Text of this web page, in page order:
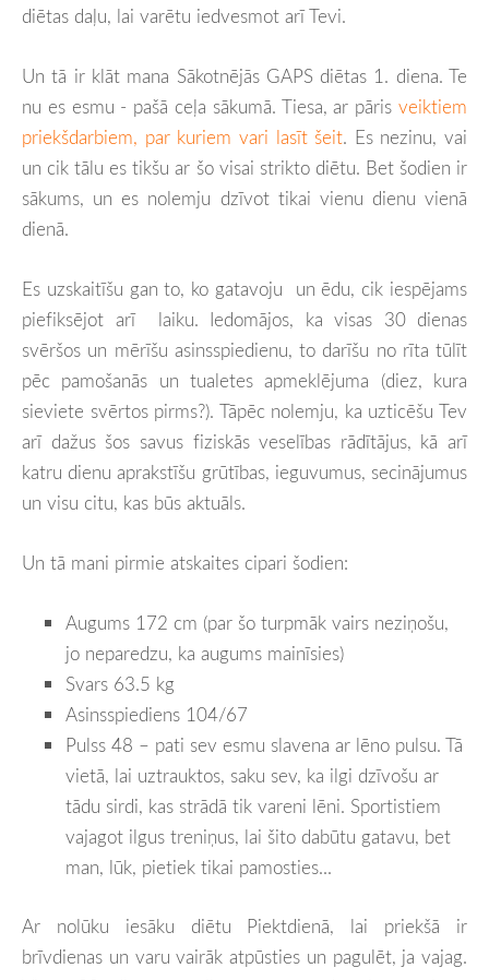
diētas daļu, lai varētu iedvesmot arī Tevi.
Un tā ir klāt mana Sākotnējās GAPS diētas 1. diena. Te
nu es esmu - pašā ceļa sākumā. Tiesa, ar pāris veiktiem
priekšdarbiem, par kuriem vari lasīt šeit. Es nezinu, vai
un cik tālu es tikšu ar šo visai strikto diētu. Bet šodien ir
sākums, un es nolemju dzīvot tikai vienu dienu vienā
dienā.
Es uzskaitīšu gan to, ko gatavoju un ēdu, cik iespējams
piefiksējot arī laiku. Iedomājos, ka visas 30 dienas
svēršos un mērīšu asinsspiedienu, to darīšu no rīta tūlīt
pēc pamošanās un tualetes apmeklējuma (diez, kura
sieviete svērtos pirms?). Tāpēc nolemju, ka uzticēšu Tev
arī dažus šos savus fiziskās veselības rādītājus, kā arī
katru dienu aprakstīšu grūtības, ieguvumus, secinājumus
un visu citu, kas būs aktuāls.
Un tā mani pirmie atskaites cipari šodien:
Augums 172 cm (par šo turpmāk vairs neziņošu,
jo neparedzu, ka augums mainīsies)
Svars 63.5 kg
Asinsspiediens 104/67
Pulss 48 – pati sev esmu slavena ar lēno pulsu. Tā
vietā, lai uztrauktos, saku sev, ka ilgi dzīvošu ar
tādu sirdi, kas strādā tik vareni lēni. Sportistiem
vajagot ilgus treniņus, lai šito dabūtu gatavu, bet
man, lūk, pietiek tikai pamosties...
Ar nolūku iesāku diētu Piektdienā, lai priekšā ir
brīvdienas un varu vairāk atpūsties un pagulēt, ja vajag.